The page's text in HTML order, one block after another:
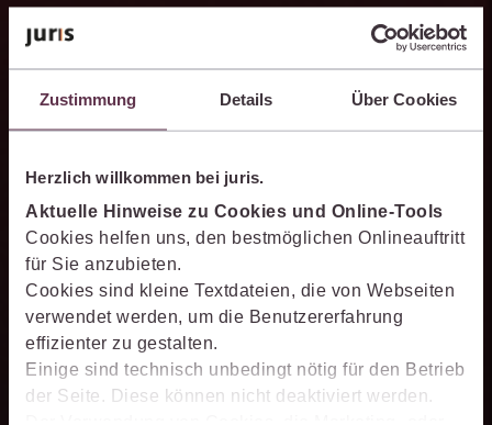
Zustimmung Details Über Cookies
Herzlich willkommen bei juris.
Aktuelle Hinweise zu Cookies und Online-Tools
Cookies helfen uns, den bestmöglichen Onlineauftritt
für Sie anzubieten.
Cookies sind kleine Textdateien, die von Webseiten
verwendet werden, um die Benutzererfahrung
effizienter zu gestalten.
Einige sind technisch unbedingt nötig für den Betrieb
der Seite. Diese können nicht deaktiviert werden.
Schneller analysieren
Die juris KI-Suite beschleunigt die Analyse komplexer
einzuordnen, Zusammenhänge zu erkennen und belastbare
Ansatzpunkte für die weitere Bearbeitung zu gewinnen. Dabei
können Sie sich auf die Quellenqualität und die Aktualität des
juris Datenraums verlassen.
PromptManager